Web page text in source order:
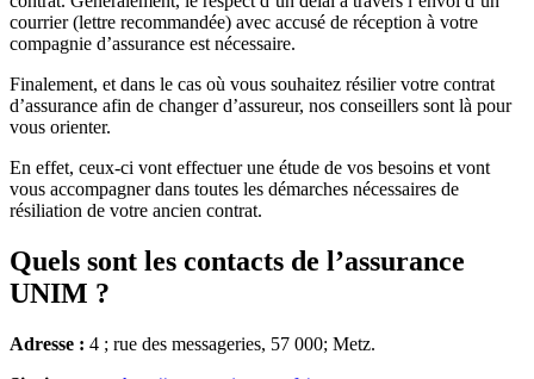
courrier (lettre recommandée) avec accusé de réception à votre
compagnie d’assurance est nécessaire.
Finalement, et dans le cas où vous souhaitez résilier votre contrat
d’assurance afin de changer d’assureur, nos conseillers sont là pour
vous orienter.
En effet, ceux-ci vont effectuer une étude de vos besoins et vont
vous accompagner dans toutes les démarches nécessaires de
résiliation de votre ancien contrat.
Quels sont les contacts de l’assurance
UNIM ?
Adresse : 4 ; rue des messageries, 57 000; Metz.